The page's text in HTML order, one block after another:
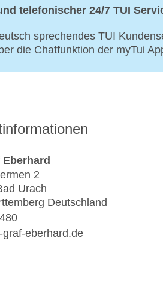
telefonischer 24/7 TUI
sprechendes TUI
die Chatfunktion der myTui
Eberhard
2
Urach
Deutschland
graf-eberhard.de